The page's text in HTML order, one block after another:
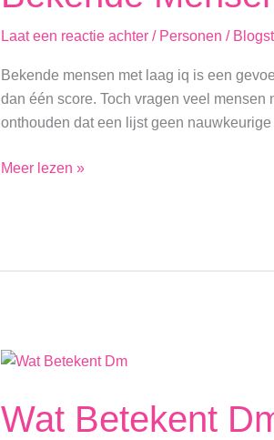
Laat een reactie achter / Personen /
Bekende mensen met laag iq is een
dan één score. Toch vragen veel
onthouden dat een lijst geen
Bekende
Meer lezen »
Wat Betekent